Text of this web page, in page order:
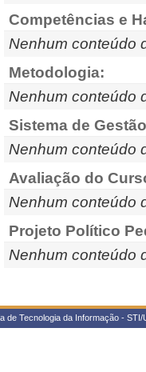
Competências e
Nenhum conteúdo
Metodologia:
Nenhum conteúdo
Sistema de
Nenhum conteúdo
Avaliação do
Nenhum conteúdo
Projeto Político
Nenhum conteúdo
de Tecnologia da Informação -